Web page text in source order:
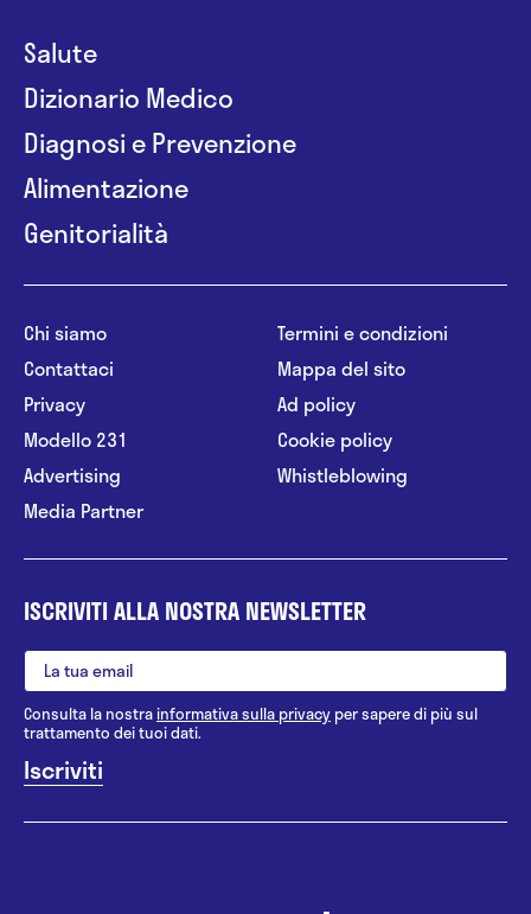
Salute
Dizionario Medico
Diagnosi e Prevenzione
Alimentazione
Genitorialità
Chi siamo
Contattaci
Privacy
Modello 231
Advertising
Media Partner
Termini e condizioni
Mappa del sito
Ad policy
Cookie policy
Whistleblowing
ISCRIVITI ALLA NOSTRA NEWSLETTER
Consulta la nostrainformativa sulla privacy per sapere di più sul
trattamento dei tuoi dati.